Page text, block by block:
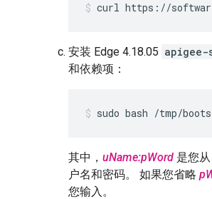
curl https://
安装 Edge 4.18.05 apigee-
和依赖项：
sudo bash /tmp/
其中， uName:pWord 是您
户名和密码。 如果您省略
您输入。